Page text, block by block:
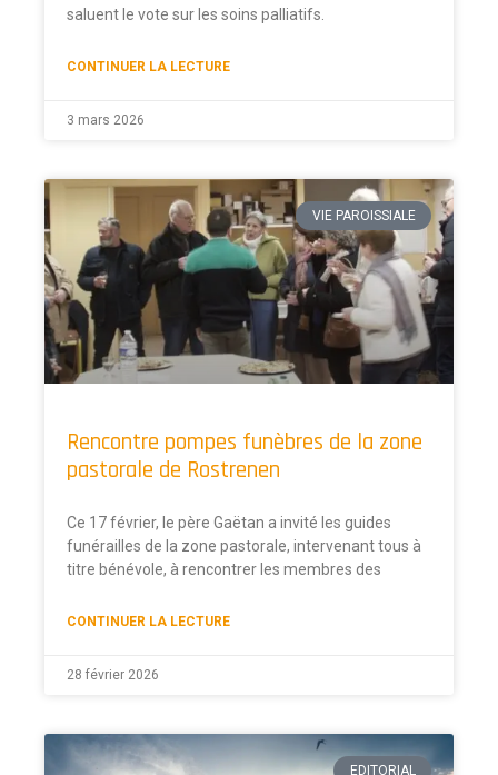
saluent le vote sur les soins palliatifs.
CONTINUER LA LECTURE
3 mars 2026
VIE PAROISSIALE
Rencontre pompes funèbres de la zone
pastorale de Rostrenen
Ce 17 février, le père Gaëtan a invité les guides
funérailles de la zone pastorale, intervenant tous à
titre bénévole, à rencontrer les membres des
CONTINUER LA LECTURE
28 février 2026
EDITORIAL